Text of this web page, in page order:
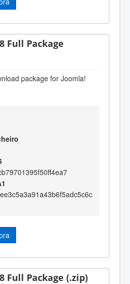
Full Package
package for Joomla!
Full Package (.zip)